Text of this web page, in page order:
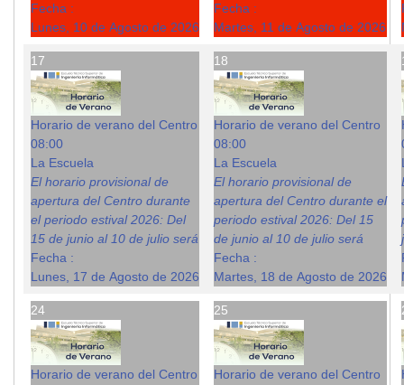
Fecha :
Lunes, 10 de Agosto de 2026
Fecha :
Martes, 11 de Agosto de 2026
17
Horario de verano del Centro
08:00
La Escuela
El horario provisional de
apertura del Centro durante
el periodo estival 2026: Del
15 de junio al 10 de julio será
Fecha :
Lunes, 17 de Agosto de 2026
18
Horario de verano del Centro
08:00
La Escuela
El horario provisional de
apertura del Centro durante el
periodo estival 2026: Del 15
de junio al 10 de julio será
Fecha :
Martes, 18 de Agosto de 2026
24
Horario de verano del Centro
25
Horario de verano del Centro